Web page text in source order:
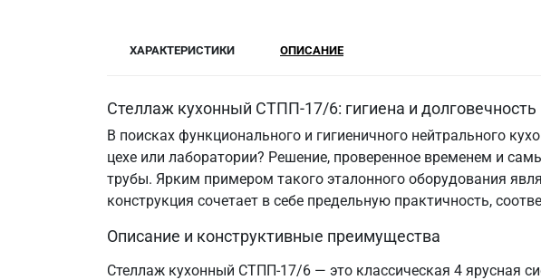
ХАРАКТЕРИСТИКИ ОПИСАНИЕ
Стеллаж кухонный СТПП-17/6: гигиена и
В поисках функционального и гигиеничного нейтрального
цехе или лаборатории? Решение, проверенное временем и
трубы. Ярким примером такого эталонного оборудования
конструкция сочетает в себе предельную практичность,
Описание и конструктивные преимущества
Стеллаж кухонный СТПП-17/6 — это классическая 4 ярусная